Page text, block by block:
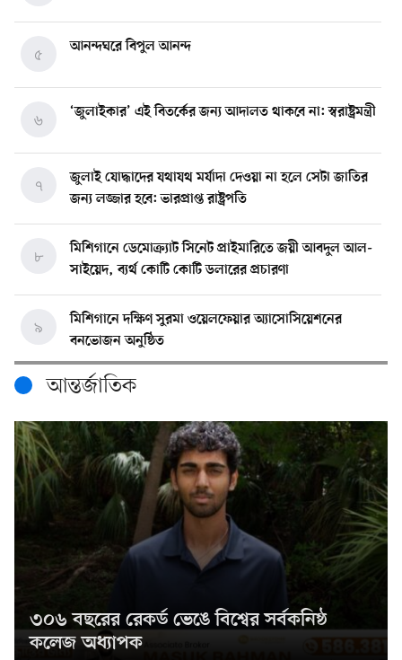
আনন্দঘরে বিপুল আনন্দ
৫
‘জুলাইকার’ এই বিতর্কের জন্য আদালত থাকবে না: স্বরাষ্ট্রমন্ত্রী
৬
জুলাই যোদ্ধাদের যথাযথ মর্যাদা দেওয়া না হলে সেটা জাতির
জন্য লজ্জার হবে: ভারপ্রাপ্ত রাষ্ট্রপতি
৭
মিশিগানে ডেমোক্র্যাট সিনেট প্রাইমারিতে জয়ী আবদুল আল-
সাইয়েদ, ব্যর্থ কোটি কোটি ডলারের প্রচারণা
৮
মিশিগানে দক্ষিণ সুরমা ওয়েলফেয়ার অ্যাসোসিয়েশনের
বনভোজন অনুষ্ঠিত
৯
বিশ্বজুড়ে কূটনৈতিক পুনর্বিন্যাস, ৫ অঞ্চলে মিশন বন্ধ করছে
১০
মিশিগানে ফ্রেন্ডস এন্ড ফ্যামিলির বনভোজনে প্রাণের উচ্ছ্বাস
১১
মিশিগানে ডেমোক্র্যাটদের প্রাইমারিতে আল-সাইয়েদকে হারাতে
কেন এত মরিয়া ইসারায়েলি লবি এআইপ্যাক
আন্তর্জাতিক
৩০৬ বছরের রেকর্ড ভেঙে বিশ্বের সর্বকনিষ্ঠ
কলেজ অধ্যাপক